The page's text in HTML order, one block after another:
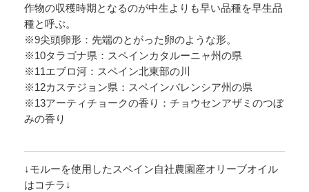
作物の収穫時期となるのが中生よりも早い品種を早生品
種と呼ぶ。
※9尖頭卵形：先端のとがった卵のような形。
※10タラゴナ県：スペインカタルーニャ州の県
※11エブロ河：スペイン北東部の川
※12カステジョン県：スペインバレンシア州の県
※13アーティチョークの香り：チョウセンアザミのつぼ
みの香り
↓モルーを使用したスペイン自社農園産オリーブオイル
はコチラ↓